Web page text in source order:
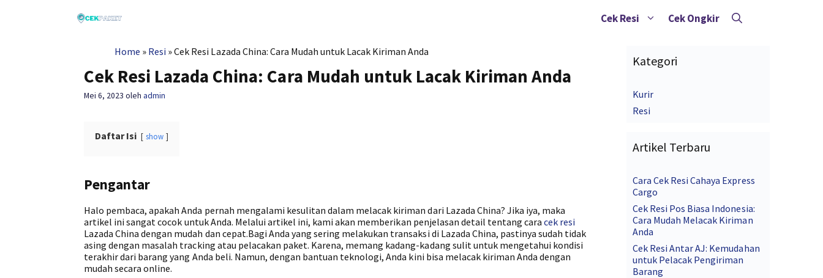
Cek Resi Cek Ongkir
Home » Resi »Cek Resi Lazada China: Cara Mudah untuk Lacak Kiriman Anda
Cek Resi Lazada China: Cara Mudah untuk Lacak Kiriman Anda
Mei 6, 2023 oleh admin
Daftar Isi show
Pengantar
Halo pembaca, apakah Anda pernah mengalami kesulitan dalam melacak kiriman dari Lazada China? Jika iya, maka
artikel ini sangat cocok untuk Anda. Melalui artikel ini, kami akan memberikan penjelasan detail tentang caracek resi
Lazada China dengan mudah dan cepat.Bagi Anda yang sering melakukan transaksi di Lazada China, pastinya sudah tidak
asing dengan masalah tracking atau pelacakan paket. Karena, memang kadang-kadang sulit untuk mengetahui kondisi
terakhir dari barang yang Anda beli. Namun, dengan bantuan teknologi, Anda kini bisa melacak kiriman Anda dengan
mudah secara online.
Kategori
Kurir
Resi
Artikel Terbaru
Cara Cek Resi Cahaya Express
Cargo
Cek Resi Pos Biasa Indonesia:
Cara Mudah Melacak Kiriman
Anda
Cek Resi Antar AJ: Kemudahan
untuk Pelacak Pengiriman
Barang